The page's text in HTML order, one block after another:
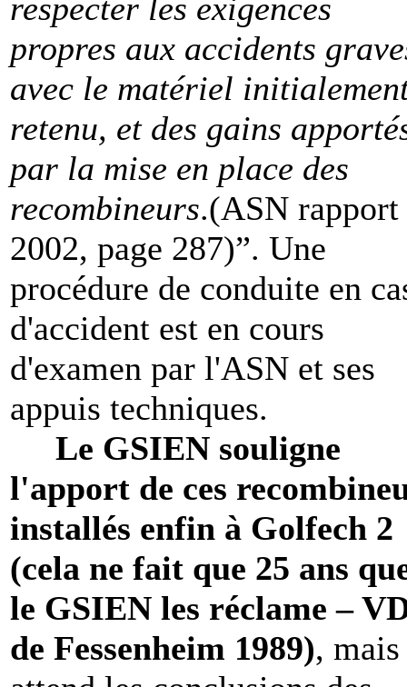
respecter les exigences
propres aux accidents
avec le matériel
retenu, et des gains
par la mise en place des
recombineurs.(ASN rapport
2002, page 287)”. Une
procédure de conduite en
d'accident est en cours
d'examen par l'ASN et ses
appuis techniques.
Le GSIEN souligne
l'apport de ces
installés enfin à Golfech 2
(cela ne fait que 25 ans
le GSIEN les réclame –
de Fessenheim 1989), mais